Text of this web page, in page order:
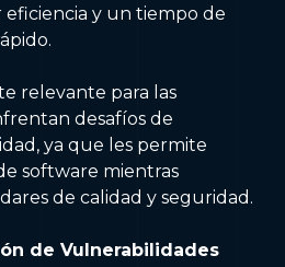
y un tiempo de
relevante para las
desafíos de
ya que les permite
software mientras
de calidad y seguridad.
de Vulnerabilidades